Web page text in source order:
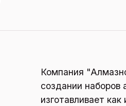
Компания
создании
изготавливает